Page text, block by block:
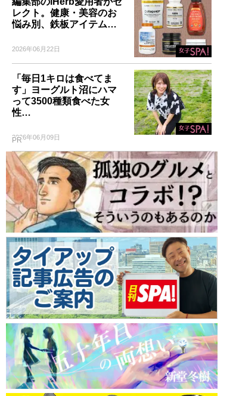
レクト。健康・美容のお
悩み別、鉄板アイテム…
2026年06月22日
「毎日1キロは食べてま
す」ヨーグルト沼にハマ
って3500種類食べた女
性…
2026年06月09日
PR